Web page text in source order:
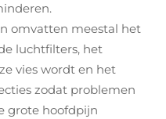
omvatten meestal het
luchtfilters, het
vies wordt en het
zodat problemen
grote hoofdpijn